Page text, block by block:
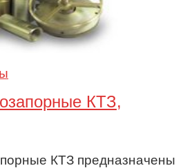
КТЗ,
КТЗ предназначены